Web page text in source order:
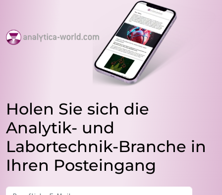
Holen Sie sich die
Analytik- und
Labortechnik-Branche in
Ihren Posteingang